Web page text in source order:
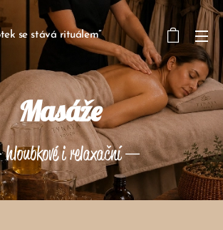
se stává rituálem” 🤍
Masáže
hloubkové i relaxační